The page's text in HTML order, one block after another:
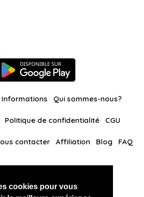
cookies pour vous
Informations Qui sommes-nous?
Politique de confidentialité CGU
contacter Affiliation Blog FAQ
RussianKisses